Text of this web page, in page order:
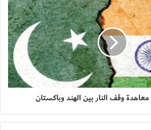
وقف النار بين الهند وباكستان